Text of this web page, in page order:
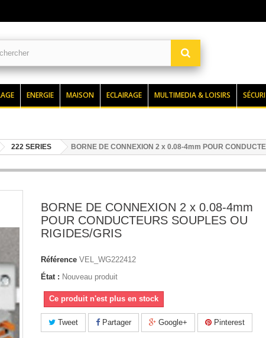
ENERGIE MAISON ECLAIRAGE MULTIMEDIA & LOISIRS
222 SERIES BORNE DE CONNEXION 2 x 0.08-4mm POUR
BORNE DE CONNEXION 2 x 0.08-4mm
POUR CONDUCTEURS SOUPLES OU
RIGIDES/GRIS
Référence VEL_WG222412
État : Nouveau produit
Ce produit n'est plus en stock
Tweet Partager Google+ Pinterest